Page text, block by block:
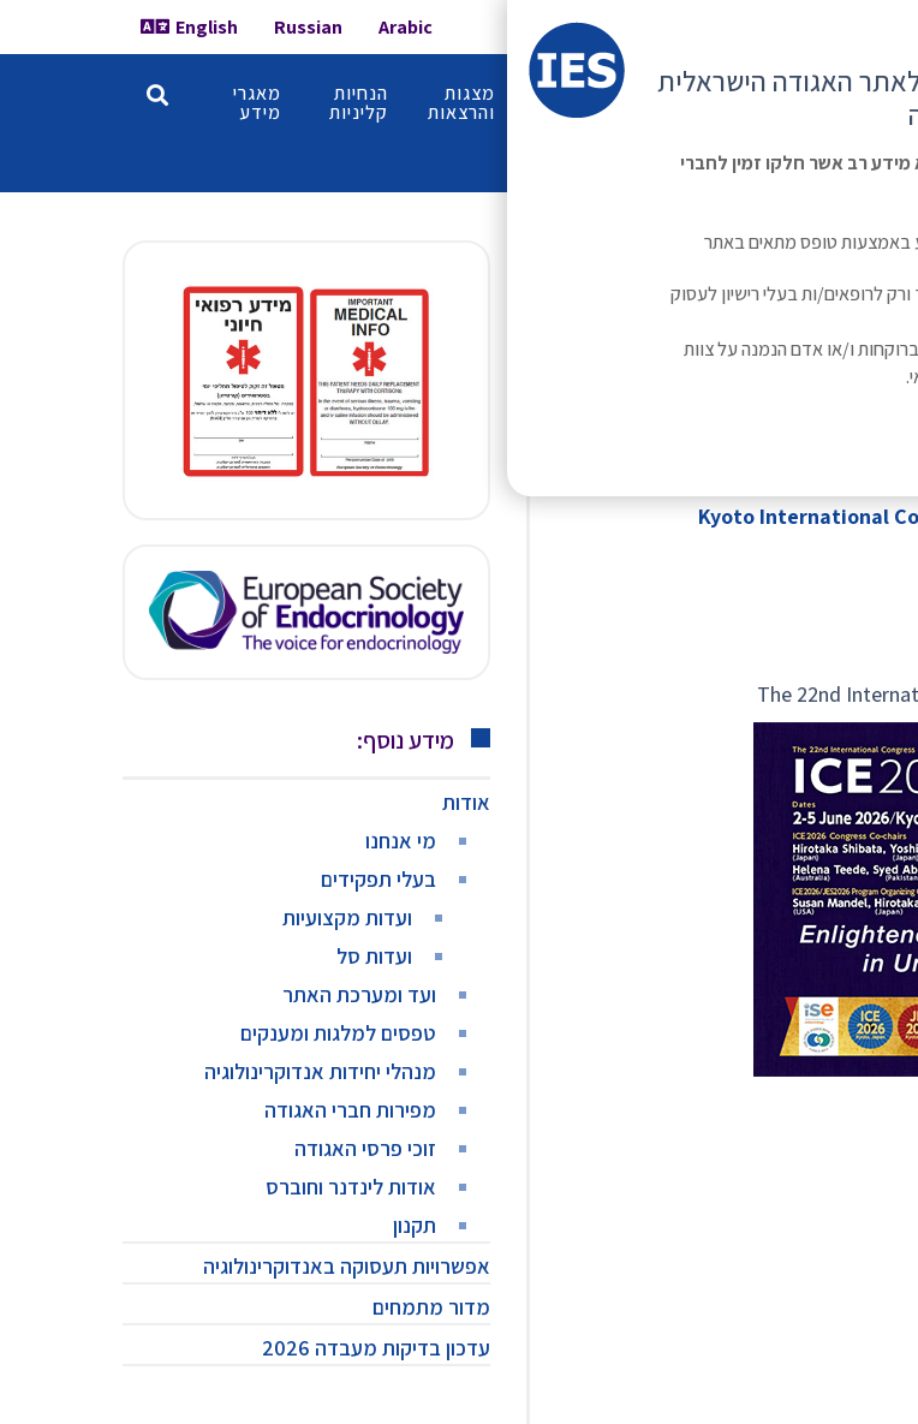
Arabic
Russian
English
ראשי משולחן מפגשים קורס
מתקדם
מצגות
והרצאות
הנחיות
קליניות
מאגרי
מידע
2026
Kyoto International
The 22nd
מידע נוסף:
אודות
מי אנחנו
בעלי תפקידים
ועדות מקצועיות
ועדות סל
ועד ומערכת האתר
טפסים למלגות ומענקים
מנהלי יחידות אנדוקרינולוגיה
מפירות חברי האגודה
זוכי פרסי האגודה
אודות לינדנר וחוברס
תקנון
אפשרויות תעסוקה באנדוקרינולוגיה
מדור מתמחים
עדכון בדיקות מעבדה 2026
האגודה הישראלית
רב אשר חלקו זמין לחברי
טופס מתאים באתר
לרופאים/ות בעלי רישיון לעסוק
ברוקחות ו/או אדם הנמנה על צוות